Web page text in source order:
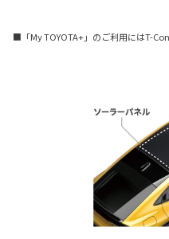
■「My TOYOTA+」のご利用にはT-